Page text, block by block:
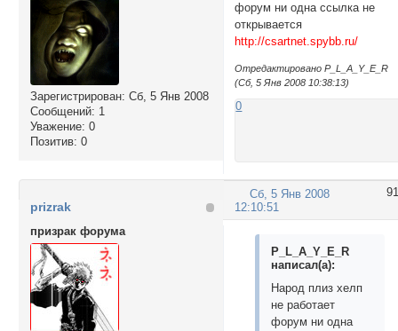
Зарегистрирован: Сб, 5 Янв 2008
Сообщений: 1
Уважение: 0
Позитив: 0
форум ни одна ссылка не
открывается
http://csartnet.spybb.ru/
Отредактировано P_L_A_Y_E_R
(Сб, 5 Янв 2008 10:38:13)
0
91
Сб, 5 Янв 2008
12:10:51
prizrak
призрак форума
P_L_A_Y_E_R
написал(а):
Народ плиз хелп
не работает
форум ни одна